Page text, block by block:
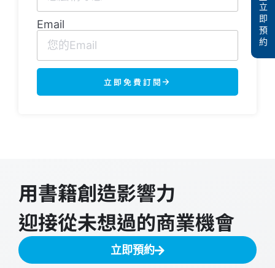
Email
立即免費訂閱
用書籍創造影響力
迎接從未想過的商業機會
立即預約
立
即
預
約